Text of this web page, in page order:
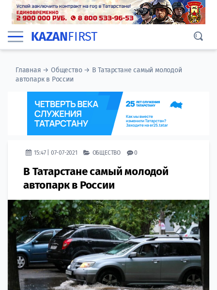
KAZANFIRST
Главная →Общество→ В Татарстане самый молодой
автопарк в России
15:47 | 07-07-2021 ОБЩЕСТВО 0
В Татарстане самый молодой
автопарк в России